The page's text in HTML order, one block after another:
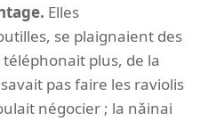
Elles
se plaignaient des
plus, de la
pas faire les raviolis
négocier ; la nǎinai